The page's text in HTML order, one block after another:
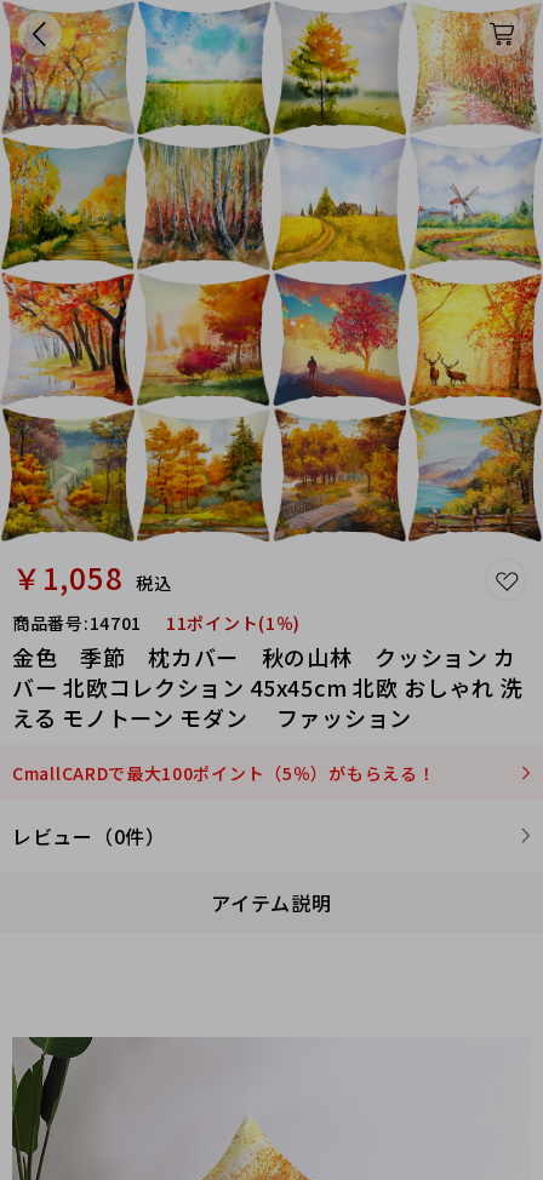
￥1,058 税込
商品番号:14701 11ポイント(1％)
金色 季節 枕カバー 秋の山林 クッション カ
バー 北欧コレクション 45x45cm 北欧 おしゃれ 洗
える モノトーン モダン ファッション
CmallCARDで最大100ポイント（5％）がもらえる！
レビュー（0件）
アイテム説明